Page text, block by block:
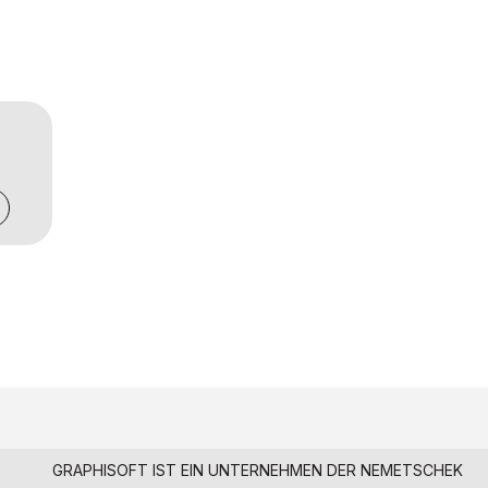
GRAPHISOFT IST EIN UNTERNEHMEN DERNEMETSCHEK